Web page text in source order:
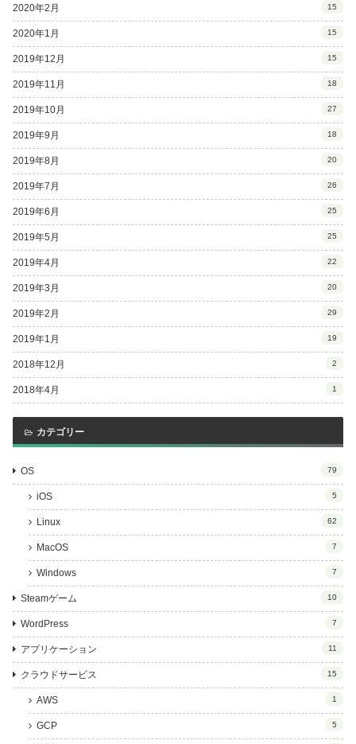
2020年2月 15
2020年1月 15
2019年12月 15
2019年11月 18
2019年10月 27
2019年9月 18
2019年8月 20
2019年7月 26
2019年6月 25
2019年5月 25
2019年4月 22
2019年3月 20
2019年2月 29
2019年1月 19
2018年12月 2
2018年4月 1
カテゴリー
OS 79
iOS 5
Linux 62
MacOS 7
Windows 7
Steamゲーム 10
WordPress 7
アプリケーション 11
クラウドサービス 15
AWS 1
GCP 5